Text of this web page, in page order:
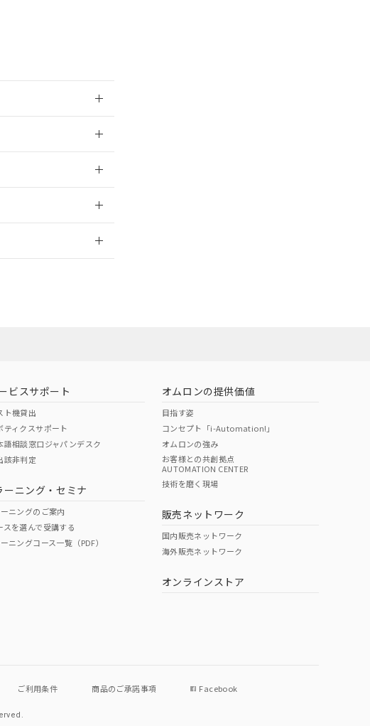
O O
ビスサポート
ト機貸出
ティクスサポート
語相談窓口ジャパンデスク
該非判定
ーニング・セミナ
ニングのご案内
スを選んで受講する
ニングコース一覧（PDF）
オムロンの提供価値
目指す姿
コンセプト「i-Automation!」
オムロンの強み
お客様との共創拠点
AUTOMATION CENTER
技術を磨く現場
販売ネットワーク
国内販売ネットワーク
海外販売ネットワーク
オンラインストア
ご利用条件 商品のご承諾事項 Facebook